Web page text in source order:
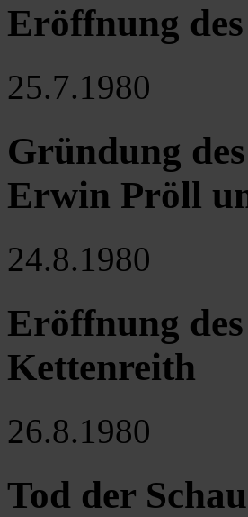
Eröffnung
25.7.1980
Gründung
Erwin Pröll
24.8.1980
Eröffnung
Kettenreith
26.8.1980
Tod der